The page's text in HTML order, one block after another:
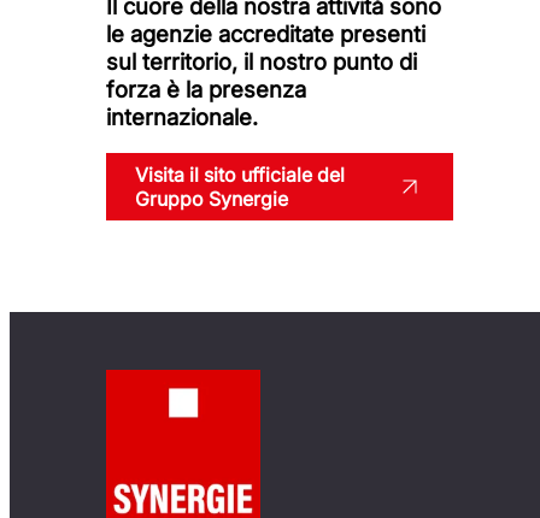
Il cuore della nostra attività sono
le agenzie accreditate presenti
sul territorio, il nostro punto di
forza è la presenza
internazionale.
Visita il sito ufficiale del
Gruppo Synergie